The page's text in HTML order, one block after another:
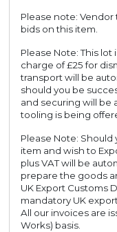
Please note:
bids on this item.
Please Note: This lot
charge of £25 for
transport will be
should you be
and securing will be
tooling is being
Please Note: Should
item and wish to
plus VAT will be
prepare the goods
UK Export Customs
mandatory UK
All our invoices are
Works) basis.